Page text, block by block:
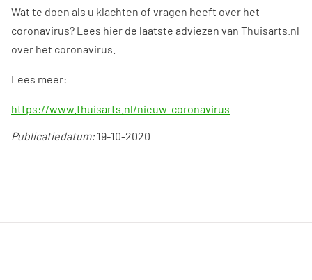
Wat te doen als u klachten of vragen heeft over het
coronavirus? Lees hier de laatste adviezen van Thuisarts.nl
over het coronavirus.
Lees meer:
https://www.thuisarts.nl/nieuw-coronavirus
Publicatiedatum:19-10-2020